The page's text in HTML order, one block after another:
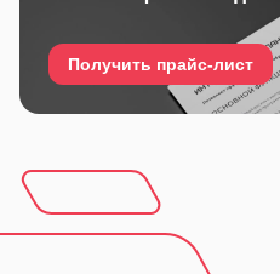
Получить прайс-лист